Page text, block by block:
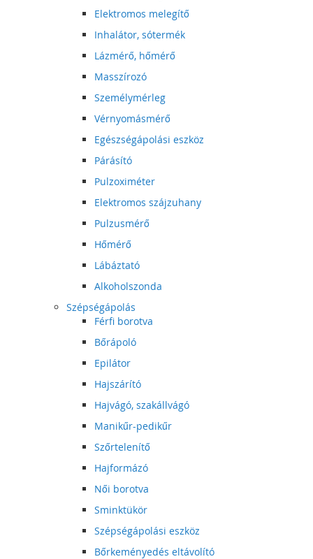
Elektromos melegítő
Inhalátor, sótermék
Lázmérő, hőmérő
Masszírozó
Személymérleg
Vérnyomásmérő
Egészségápolási eszköz
Párásító
Pulzoximéter
Elektromos szájzuhany
Pulzusmérő
Hőmérő
Lábáztató
Alkoholszonda
Szépségápolás
Férfi borotva
Bőrápoló
Epilátor
Hajszárító
Hajvágó, szakállvágó
Manikűr-pedikűr
Szőrtelenítő
Hajformázó
Női borotva
Sminktükör
Szépségápolási eszköz
Bőrkeményedés eltávolító